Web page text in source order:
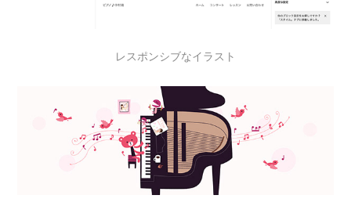
レスポンシブなイラスト